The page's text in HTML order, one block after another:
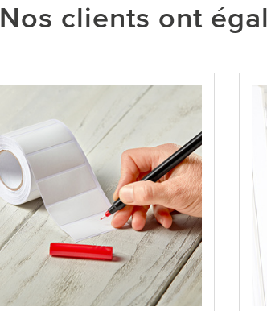
Nos clients ont